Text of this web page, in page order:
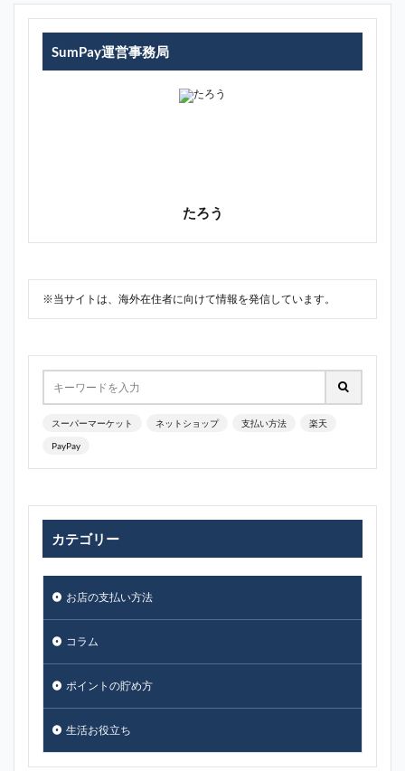
SumPay運営事務局
たろう
※当サイトは、海外在住者に向けて情報を発信しています。
スーパーマーケット ネットショップ 支払い方法 楽天
PayPay
カテゴリー
お店の支払い方法
コラム
ポイントの貯め方
生活お役立ち